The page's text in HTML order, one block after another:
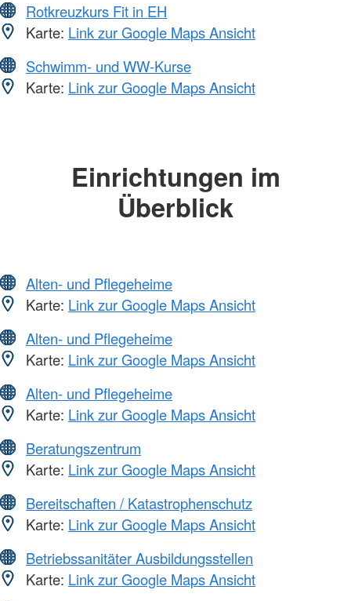
Rotkreuzkurs Fit in EH
Karte: Link zur Google Maps Ansicht
Schwimm- und WW-Kurse
Karte: Link zur Google Maps Ansicht
Einrichtungen im
Überblick
Alten- und Pflegeheime
Karte: Link zur Google Maps Ansicht
Alten- und Pflegeheime
Karte: Link zur Google Maps Ansicht
Alten- und Pflegeheime
Karte: Link zur Google Maps Ansicht
Beratungszentrum
Karte: Link zur Google Maps Ansicht
Bereitschaften / Katastrophenschutz
Karte: Link zur Google Maps Ansicht
Betriebssanitäter Ausbildungsstellen
Karte: Link zur Google Maps Ansicht